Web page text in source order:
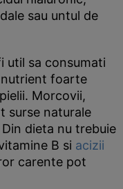
sau untul de
util sa consumati
nutrient foarte
Morcovii,
surse naturale
dieta nu trebuie
B si acizii
carente pot